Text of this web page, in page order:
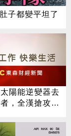
子都變平坦了
陽能逆變器去
，全漢搶攻AI
機，股價觸及